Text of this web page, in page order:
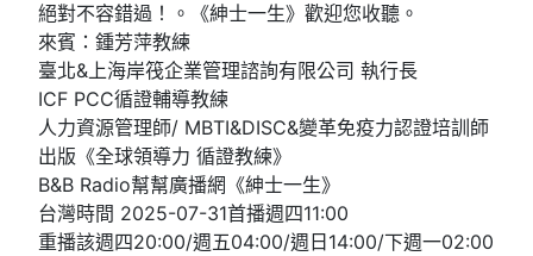
絕對不容錯過！。《紳士一生》歡迎您收聽。
來賓：鍾芳萍教練
臺北&上海岸筏企業管理諮詢有限公司 執行長
ICF PCC循證輔導教練
人力資源管理師/ MBTI&DISC&變革免疫力認證培訓師
出版《全球領導力 循證教練》
B&B Radio幫幫廣播網《紳士一生》
台灣時間 2025-07-31首播週四11:00
重播該週四20:00/週五04:00/週日14:00/下週一02:00